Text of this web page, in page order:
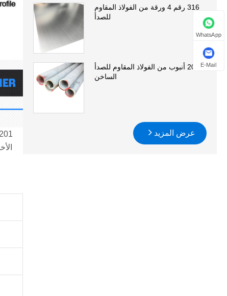
316 رقم 4 ورقة من الفولاذ المقاوم
للصدأ
201 أنبوب من الفولاذ المقاوم للصدأ
الساخن
عرض المزيد
WhatsApp
E-Mail